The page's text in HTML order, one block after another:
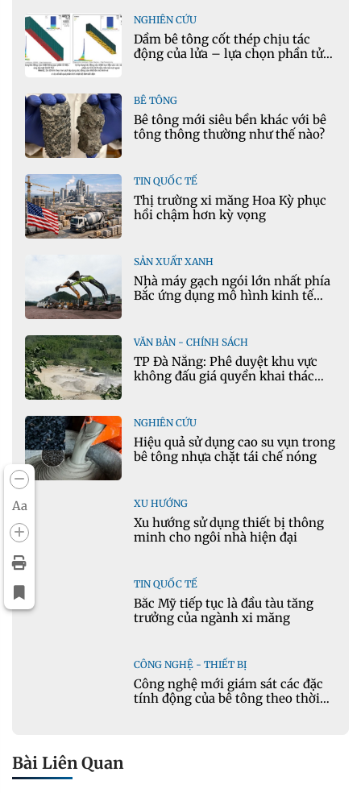
Aa
NGHIÊN CỨU
Dầm bê tông cốt thép chịu tác
động của lửa – lựa chọn phần tử
BÊ TÔNG
Bê tông mới siêu bền khác với bê
tông thông thường như thế nào?
TIN QUỐC TẾ
Thị trường xi măng Hoa Kỳ phục
hồi chậm hơn kỳ vọng
SẢN XUẤT XANH
Nhà máy gạch ngói lớn nhất phía
Bắc ứng dụng mô hình kinh tế
VĂN BẢN - CHÍNH SÁCH
TP Đà Nẵng: Phê duyệt khu vực
không đấu giá quyền khai thác
NGHIÊN CỨU
Hiệu quả sử dụng cao su vụn trong
bê tông nhựa chặt tái chế nóng
XU HƯỚNG
Xu hướng sử dụng thiết bị thông
minh cho ngôi nhà hiện đại
TIN QUỐC TẾ
Bắc Mỹ tiếp tục là đầu tàu tăng
trưởng của ngành xi măng
CÔNG NGHỆ - THIẾT BỊ
Công nghệ mới giám sát các đặc
tính động của bê tông theo thời
Bài Liên Quan